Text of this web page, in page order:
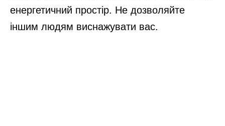
енергетичний простір. Не дозволяйте
іншим людям виснажувати вас.